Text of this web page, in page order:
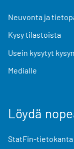
Neuvonta ja
Kysy tilastoista
Usein kysytyt
Medialle
Löydä
StatFin-tietokanta